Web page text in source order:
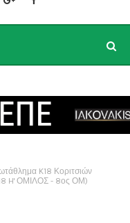
K18 Κοριτσιών
H' ΟΜΙΛΟΣ - 8ος ΟΜ)